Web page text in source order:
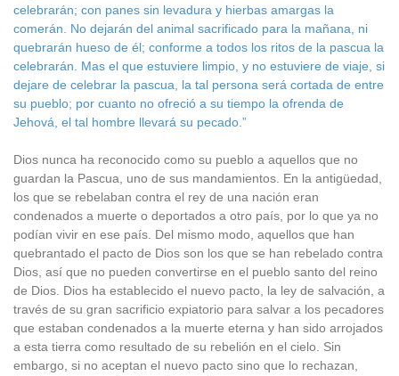
celebrarán; con panes sin levadura y hierbas amargas la
comerán. No dejarán del animal sacrificado para la mañana, ni
quebrarán hueso de él; conforme a todos los ritos de la pascua la
celebrarán. Mas el que estuviere limpio, y no estuviere de viaje, si
dejare de celebrar la pascua, la tal persona será cortada de entre
su pueblo; por cuanto no ofreció a su tiempo la ofrenda de
Jehová, el tal hombre llevará su pecado.”
Dios nunca ha reconocido como su pueblo a aquellos que no
guardan la Pascua, uno de sus mandamientos. En la antigüedad,
los que se rebelaban contra el rey de una nación eran
condenados a muerte o deportados a otro país, por lo que ya no
podían vivir en ese país. Del mismo modo, aquellos que han
quebrantado el pacto de Dios son los que se han rebelado contra
Dios, así que no pueden convertirse en el pueblo santo del reino
de Dios. Dios ha establecido el nuevo pacto, la ley de salvación, a
través de su gran sacrificio expiatorio para salvar a los pecadores
que estaban condenados a la muerte eterna y han sido arrojados
a esta tierra como resultado de su rebelión en el cielo. Sin
embargo, si no aceptan el nuevo pacto sino que lo rechazan,